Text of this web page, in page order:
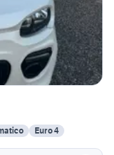
Euro 4